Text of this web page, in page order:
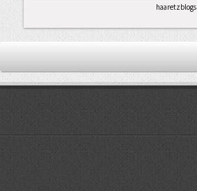
haaretzblogs